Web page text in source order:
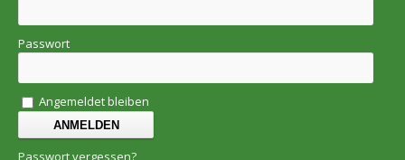
Passwort
Angemeldet bleiben
Passwort vergessen?